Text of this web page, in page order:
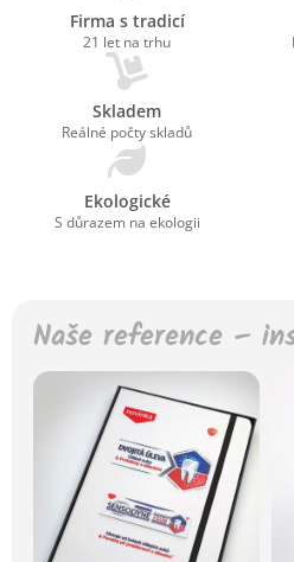
Firma s tradicí
21 let na trhu
Skladem
Reálné počty skladů
Ekologické
S důrazem na ekologii
Naše reference –